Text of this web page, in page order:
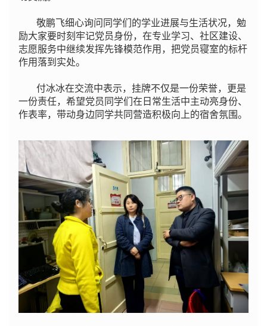
敬鹏飞细心询问同学们的学业进展与生活状况，勉
励大家要时刻牢记党员身份，在专业学习、社区建设、
志愿服务中继续发挥先锋模范作用，把党员寝室的标杆
作用落到实处。
付冰冰在交流中表示，挂牌不仅是一份荣誉，更是
一份责任，希望党员同学们在日常生活中主动亮身份、
作表率，带动身边同学共同营造积极向上的宿舍氛围。